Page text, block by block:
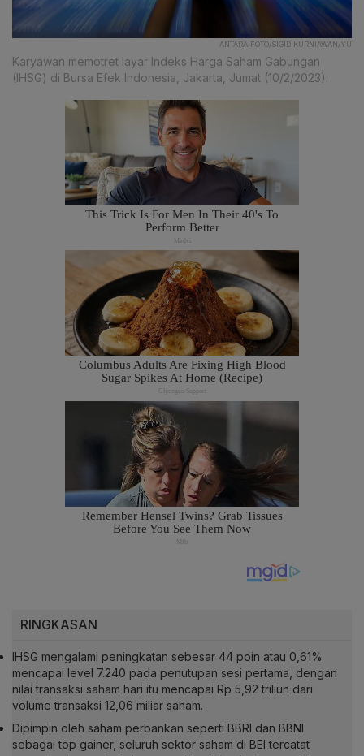
ANTARA FOTO/SIGID KURNIAWAN/YU
Karyawan memotret layar Indeks Harga Saham Gabungan
(IHSG) di Bursa Efek Indonesia, Jakarta, Jumat (10/2/2023).
RINGKASAN
IHSG mengalami peningkatan sebesar 44 poin atau 0,61%
mencapai level 7.240 pada penutupan sesi pertama, dengan
nilai transaksi saham hari itu mencapai Rp 5,92 triliun dari
volume transaksi 12,06 miliar saham.
Dipimpin oleh saham perbankan seperti BBRI dan BBNI
sebagai top gainer, seluruh sektor saham di BEI tercatat